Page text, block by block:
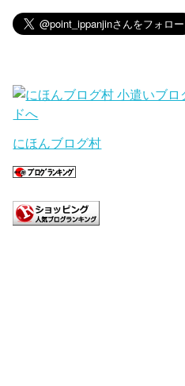
にほんブログ村